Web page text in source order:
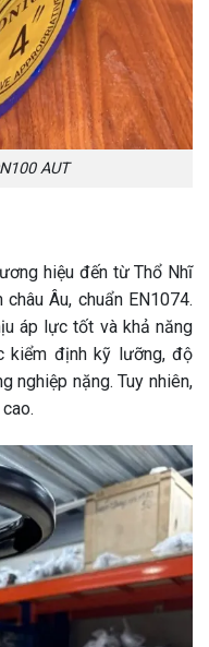
AUT
hiệu đến từ Thổ Nhĩ
Âu, chuẩn EN1074.
áp lực tốt và khả năng
kiểm định kỹ lưỡng, độ
nghiệp nặng. Tuy nhiên,